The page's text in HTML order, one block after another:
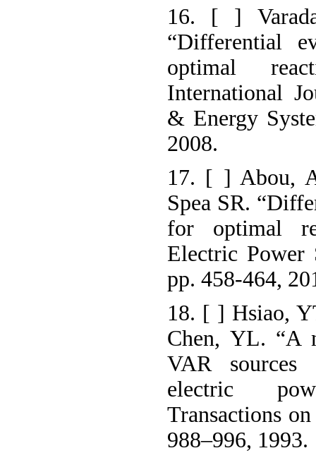
16. [ ]
“Differential
optimal
International
& Energy
2008.
17. [ ] Abou,
Spea SR.
for optimal
Electric Power
pp. 458-464,
18. [ ] Hsiao,
Chen, YL. “A
VAR
electric
Transactions
988–996, 1993.